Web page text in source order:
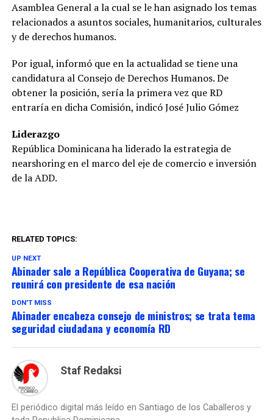
Asamblea General a la cual se le han asignado los temas
relacionados a asuntos sociales, humanitarios, culturales
y de derechos humanos.
Por igual, informó que en la actualidad se tiene una
candidatura al Consejo de Derechos Humanos. De
obtener la posición, sería la primera vez que RD
entraría en dicha Comisión, indicó José Julio Gómez
Liderazgo
República Dominicana ha liderado la estrategia de
nearshoring en el marco del eje de comercio e inversión
de la ADD.
RELATED TOPICS:
UP NEXT
Abinader sale a República Cooperativa de Guyana; se
reunirá con presidente de esa nación
DON'T MISS
Abinader encabeza consejo de ministros; se trata tema
seguridad ciudadana y economía RD
Staf Redaksi
El periódico digital más leído en Santiago de los Caballeros y